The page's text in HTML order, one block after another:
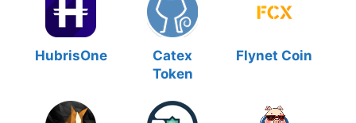
HubrisOne
Catex
Token
Flynet Coin